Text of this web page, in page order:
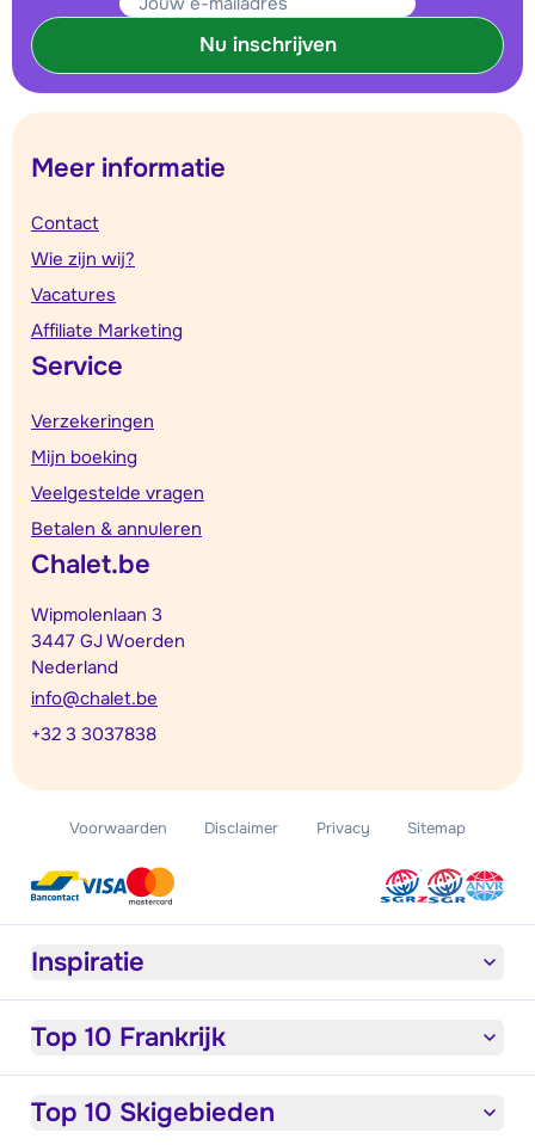
Nu inschrijven
Meer informatie
Contact
Wie zijn wij?
Vacatures
Affiliate Marketing
Service
Verzekeringen
Mijn boeking
Veelgestelde vragen
Betalen & annuleren
Chalet.be
Wipmolenlaan 3
3447 GJ Woerden
Nederland
info@chalet.be
+32 3 3037838
Voorwaarden Disclaimer Privacy Sitemap
Inspiratie
Top 10 Frankrijk
Top 10 Skigebieden